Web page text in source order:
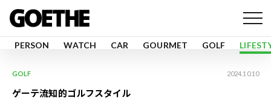
PERSON WATCH CAR GOURMET GOLF
GOLF 2024.10.10
ゲーテ流知的ゴルフスタイル